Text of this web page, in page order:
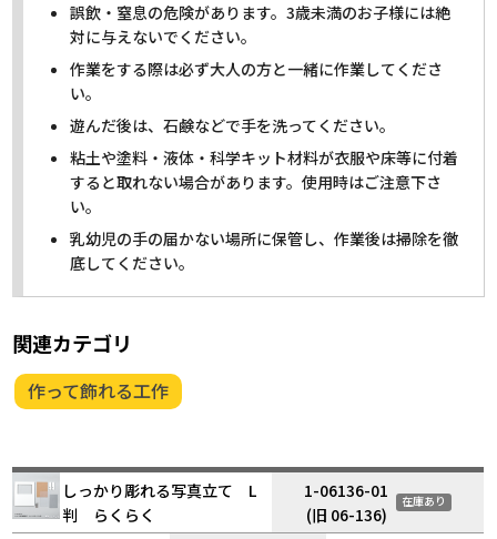
誤飲・窒息の危険があります。3歳未満のお子様には絶
対に与えないでください。
作業をする際は必ず大人の方と一緒に作業してくださ
い。
遊んだ後は、石鹸などで手を洗ってください。
粘土や塗料・液体・科学キット材料が衣服や床等に付着
すると取れない場合があります。使用時はご注意下さ
い。
乳幼児の手の届かない場所に保管し、作業後は掃除を徹
底してください。
関連カテゴリ
作って飾れる工作
しっかり彫れる写真立て L
判 らくらく
1-06136-01
(旧 06-136)
在庫あり